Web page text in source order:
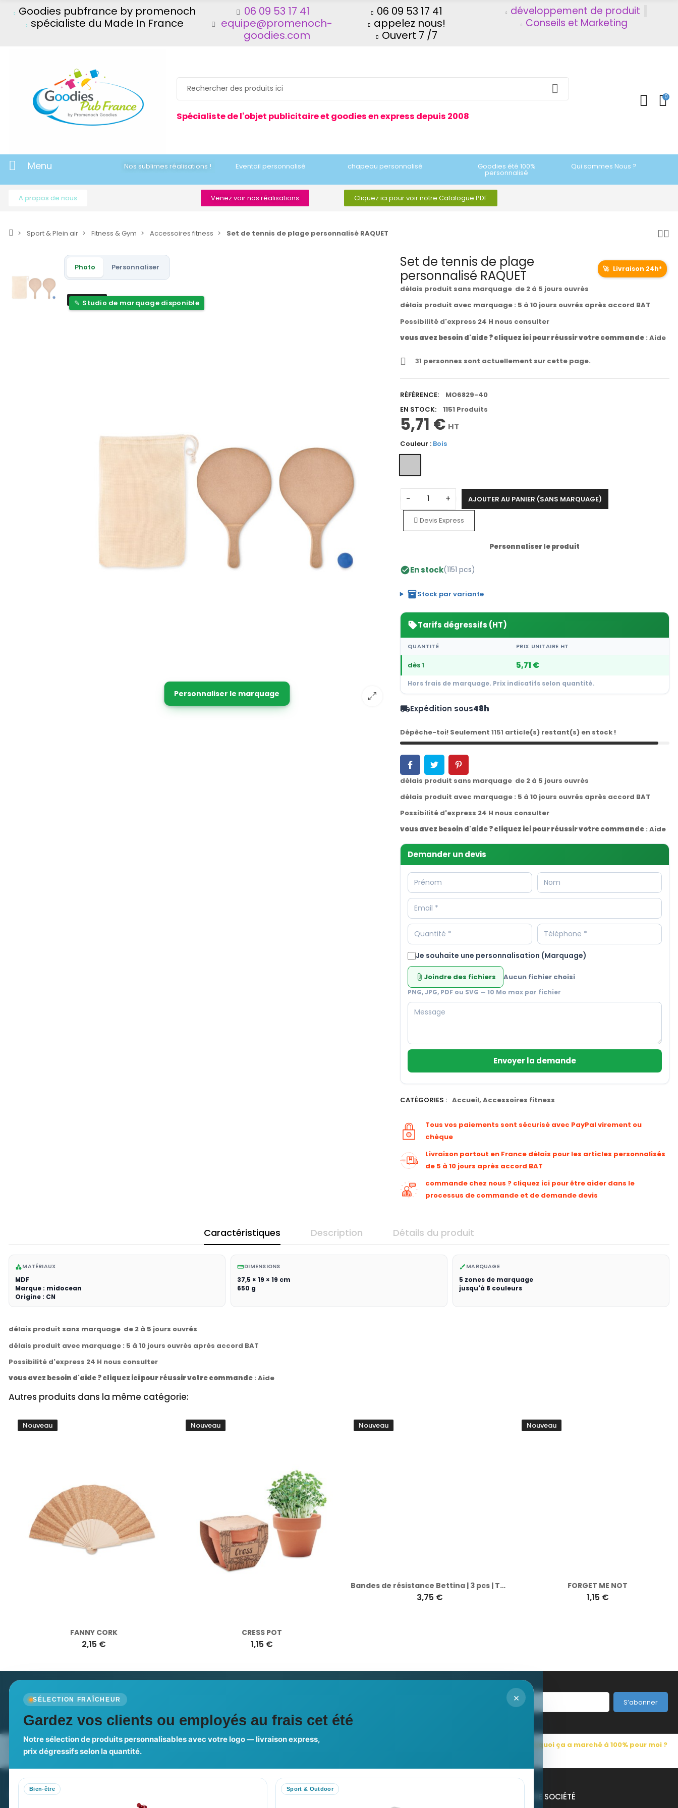
Goodies pubfrance by promenoch
spécialiste du Made In France
06 09 53 17 41
equipe@promenoch-
goodies.com
06 09 53 17 41
appelez nous!
Ouvert 7 /7
développement de produit
Conseils et Marketing
Spécialiste de l'objet publicitaire et goodies en express depuis 2008
0
Menu Nos sublimes réalisations ! Eventail personnalisé chapeau personnalisé Goodies été 100%
personnalisé
Qui sommes Nous ?
A propos de nous Venez voir nos réalisations Cliquez ici pour voir notre Catalogue PDF
Sport & Plein air Fitness & Gym Accessoires fitness Set de tennis de plage personnalisé RAQUET
Photo Personnaliser
Nouveau
Studio de marquage disponible
Personnaliser le marquage
Set de tennis de plage
personnalisé RAQUET
🚀 Livraison 24h*
délais produit sans marquage de 2 à 5 jours ouvrés
délais produit avec marquage : 5 à 10 jours ouvrés après accord BAT
Possibilité d'express 24 H nous consulter
vous avez besoin d'aide ? cliquez ici pour réussir votre commande: Aide
31 personnes sont actuellement sur cette page.
RÉFÉRENCE:
MO6829-40
EN STOCK:
1151 Produits
5,71 € HT
Couleur : Bois
− + AJOUTER AU PANIER (SANS MARQUAGE)
Devis Express
Personnaliser le produit
check_circleEn stock(1151 pcs)
inventory_2Stock par variante
sellTarifs dégressifs (HT)
QUANTITÉ PRIX UNITAIRE HT
dès 1 5,71 €
Hors frais de marquage. Prix indicatifs selon quantité.
local_shippingExpédition sous48h
Dépêche-toi! Seulement 1151 article(s) restant(s) en stock !
délais produit sans marquage de 2 à 5 jours ouvrés
délais produit avec marquage : 5 à 10 jours ouvrés après accord BAT
Possibilité d'express 24 H nous consulter
vous avez besoin d'aide ? cliquez ici pour réussir votre commande: Aide
Demander un devis
Je souhaite une personnalisation (Marquage)
attach_file Joindre des fichiers Aucun fichier choisi
PNG, JPG, PDF ou SVG — 10 Mo max par fichier
Envoyer la demande
CATÉGORIES : Accueil, Accessoires fitness
Tous vos paiements sont sécurisé avec PayPal virement ou
chèque
Livraison partout en France délais pour les articles personnalisés
de 5 à 10 jours après accord BAT
commande chez nous ? cliquez ici pour être aider dans le
processus de commande et de demande devis
Caractéristiques Description Détails du produit
categoryMATÉRIAUX
MDF
Marque : midocean
Origine : CN
straightenDIMENSIONS
37,5 × 19 × 19 cm
650 g
brush MARQUAGE
5 zones de marquage
jusqu'à 8 couleurs
délais produit sans marquage de 2 à 5 jours ouvrés
délais produit avec marquage : 5 à 10 jours ouvrés après accord BAT
Possibilité d'express 24 H nous consulter
vous avez besoin d'aide ? cliquez ici pour réussir votre commande : Aide
Autres produits dans la même catégorie:
Nouveau
FANNY CORK
2,15 €
Nouveau
CRESS POT
1,15 €
Nouveau Nouveau
×
SÉLECTION FRAÎCHEUR
Gardez vos clients ou employés au frais cet été
Notre sélection de produits personnalisables avec votre logo — livraison express,
prix dégressifs selon la quantité.
Bien-être Sport & Outdoor
Newsletter
S’abonner
Nos expertises & accompagnement
global
Pourquoi nous choisir ? Pourquoi ça a marché à 100% pour moi ?
PROMENOCH GOODIES NOTRE SOCIÉTÉ